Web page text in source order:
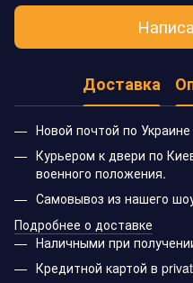
Доставка
Новой почтой по
Курьером к двери по
военного положения.
Самовывоз из нашего
Подробнее о доставке
Наличными при
Кредитной картой в